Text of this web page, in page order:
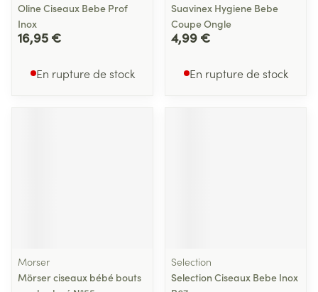
Oline Ciseaux Bebe Prof
Inox
16,95 €
En rupture de stock
Suavinex Hygiene Bebe
Coupe Ongle
4,99 €
En rupture de stock
Morser
Mörser ciseaux bébé bouts
Selection
Selection Ciseaux Bebe Inox